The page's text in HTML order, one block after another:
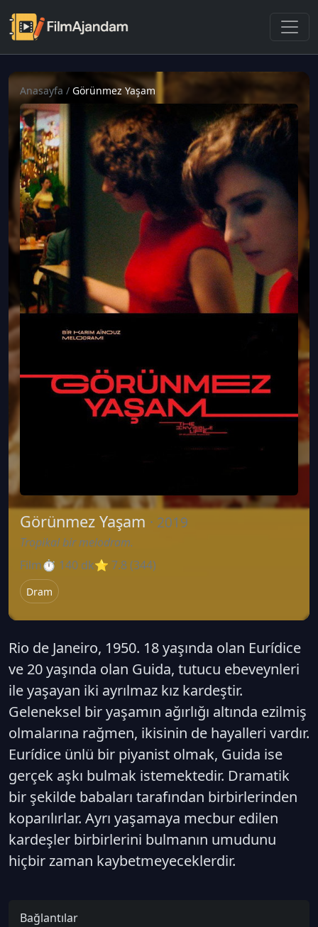
Anasayfa / Görünmez Yaşam
Görünmez Yaşam · 2019
Tropikal bir melodram.
Film⏱ 140 dk⭐ 7.8 (344)
Dram
Rio de Janeiro, 1950. 18 yaşında olan Eurídice
ve 20 yaşında olan Guida, tutucu ebeveynleri
ile yaşayan iki ayrılmaz kız kardeştir.
Geleneksel bir yaşamın ağırlığı altında ezilmiş
olmalarına rağmen, ikisinin de hayalleri vardır.
Eurídice ünlü bir piyanist olmak, Guida ise
gerçek aşkı bulmak istemektedir. Dramatik
bir şekilde babaları tarafından birbirlerinden
koparılırlar. Ayrı yaşamaya mecbur edilen
kardeşler birbirlerini bulmanın umudunu
hiçbir zaman kaybetmeyeceklerdir.
Bağlantılar